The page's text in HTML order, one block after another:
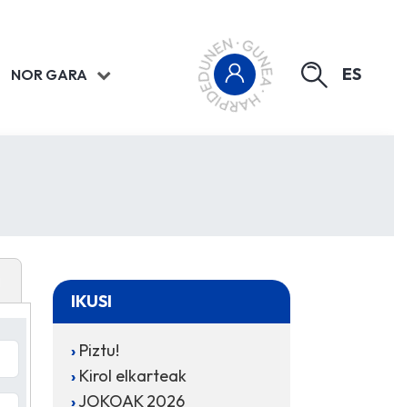
NOR GARA ES
IKUSI
Piztu!
Kirol elkarteak
JOKOAK 2026